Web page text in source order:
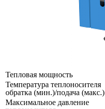
Тепловая мощность
Температура теплоносителя
обратка (мин.)/подача (макс.)
Максимальное давление